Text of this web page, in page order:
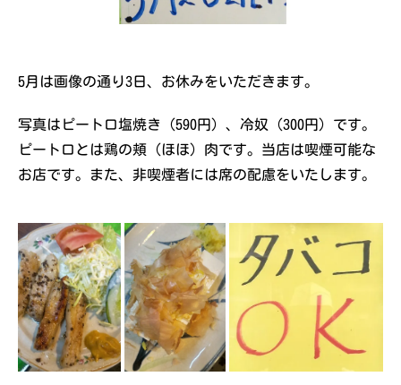
5月は画像の通り3日、お休みをいただきます。
写真はピートロ塩焼き（590円）、冷奴（300円）です。
ピートロとは鶏の頬（ほほ）肉です。当店は喫煙可能な
お店です。また、非喫煙者には席の配慮をいたします。